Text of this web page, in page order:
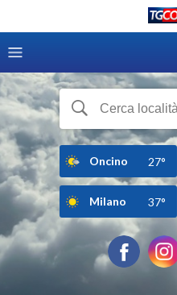
Oncino 27°
Milano 37°